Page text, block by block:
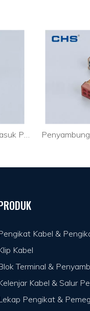
Penyambung Wayar Tekan Masuk PC252
Kabel &
Kabel
Terminal &
Kabel & Salur
Pengikat &